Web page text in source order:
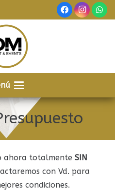
ahora totalmente SIN
con Vd. para
condiciones.